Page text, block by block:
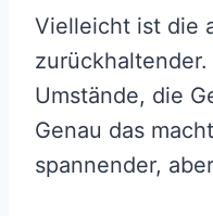
Vielleicht ist die
Umstände, die
Genau das
spannender,